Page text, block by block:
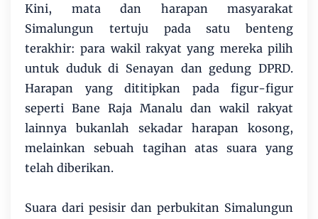
Kini, mata dan harapan masyarakat
Simalungun tertuju pada satu benteng
terakhir: para wakil rakyat yang mereka pilih
untuk duduk di Senayan dan gedung DPRD.
Harapan yang dititipkan pada figur-figur
seperti Bane Raja Manalu dan wakil rakyat
lainnya bukanlah sekadar harapan kosong,
melainkan sebuah tagihan atas suara yang
telah diberikan.
Suara dari pesisir dan perbukitan Simalungun